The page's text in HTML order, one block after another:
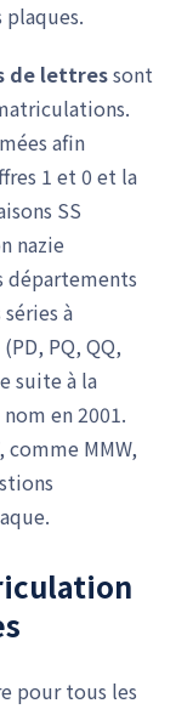
de lettressont
afin
1 et 0 et la
SS
nazie
départements
à
PQ, QQ,
suite à la
en 2001.
MMW,
pour tous les